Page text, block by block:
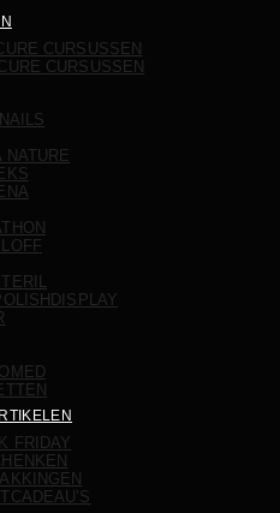
CURSUSSEN
CURSUSSEN
NATURE
FRIDAY